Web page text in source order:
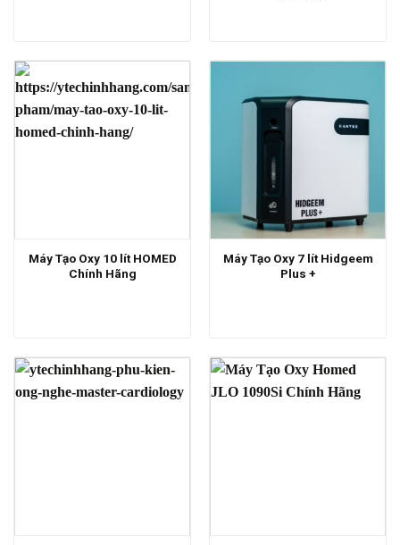
Máy Tạo Oxy 10 lít HOMED
Chính Hãng
Máy Tạo Oxy 7 lít Hidgeem
Plus +